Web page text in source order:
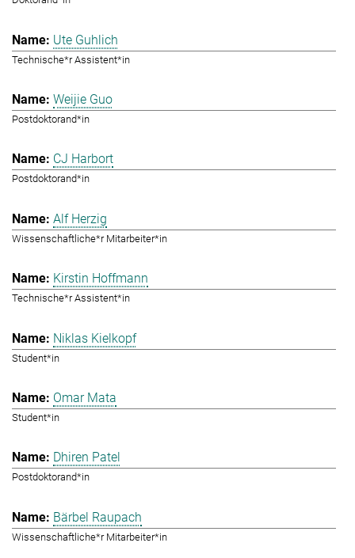
Ute Guhlich
Technische*r Assistent*in
Weijie Guo
Postdoktorand*in
CJ Harbort
Postdoktorand*in
Alf Herzig
Wissenschaftliche*r Mitarbeiter*in
Kirstin Hoffmann
Technische*r Assistent*in
Niklas Kielkopf
Student*in
Omar Mata
Student*in
Dhiren Patel
Postdoktorand*in
Bärbel Raupach
Wissenschaftliche*r Mitarbeiter*in